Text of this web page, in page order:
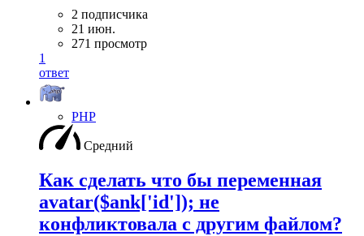
2 подписчика
21 июн.
271 просмотр
1
ответ
PHP
Средний
Как сделать что бы переменная
avatar($ank['id']); не
конфликтовала с другим файлом?